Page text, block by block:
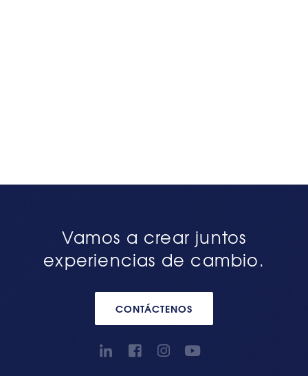
Vamos a crear juntos
experiencias de cambio.
CONTÁCTENOS